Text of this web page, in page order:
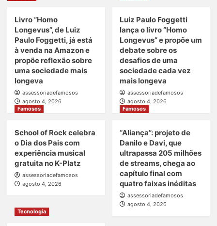
Livro “Homo
Longevus”, de Luiz
Paulo Foggetti, já está
à venda na Amazon e
propõe reflexão sobre
uma sociedade mais
longeva
assessoriadefamosos
agosto 4, 2026
Luiz Paulo Foggetti
lança o livro “Homo
Longevus” e propõe um
debate sobre os
desafios de uma
sociedade cada vez
mais longeva
assessoriadefamosos
agosto 4, 2026
Famosos
School of Rock celebra
o Dia dos Pais com
experiência musical
gratuita no K-Platz
assessoriadefamosos
agosto 4, 2026
Famosos
“Aliança”: projeto de
Danilo e Davi, que
ultrapassa 205 milhões
de streams, chega ao
capítulo final com
quatro faixas inéditas
assessoriadefamosos
agosto 4, 2026
Tecnologia